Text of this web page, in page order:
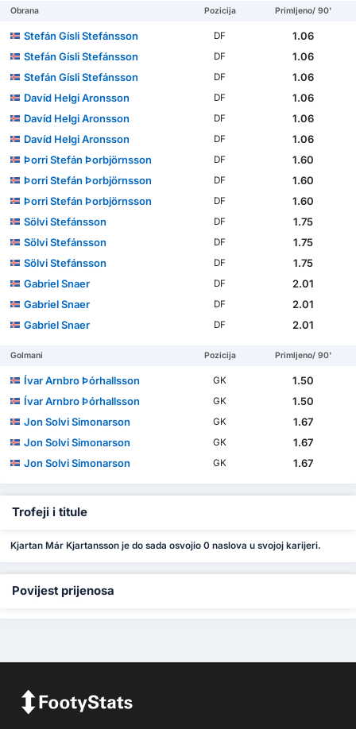
Obrana Pozicija Primljeno/ 90'
Stefán Gísli Stefánsson DF
1.06
Stefán Gísli Stefánsson
DF
1.06
Stefán Gísli Stefánsson
DF
1.06
Davíd Helgi Aronsson
DF
1.06
Davíd Helgi Aronsson
DF
1.06
Davíd Helgi Aronsson
DF
1.06
Þorri Stefán Þorbjörnsson
DF
1.60
Þorri Stefán Þorbjörnsson
DF
1.60
Þorri Stefán Þorbjörnsson
DF
1.60
Sölvi Stefánsson
DF
1.75
Sölvi Stefánsson
DF
1.75
Sölvi Stefánsson
DF
1.75
Gabriel Snaer
DF
2.01
Gabriel Snaer
DF
2.01
Gabriel Snaer
DF 2.01
Golmani Pozicija Primljeno/ 90'
Ívar Arnbro Þórhallsson GK
1.50
Ívar Arnbro Þórhallsson
GK
1.50
Jon Solvi Simonarson
GK
1.67
Jon Solvi Simonarson
GK
1.67
Jon Solvi Simonarson
GK 1.67
Trofeji i titule
Kjartan Már Kjartansson je do sada osvojio 0 naslova u svojoj karijeri.
Povijest prijenosa